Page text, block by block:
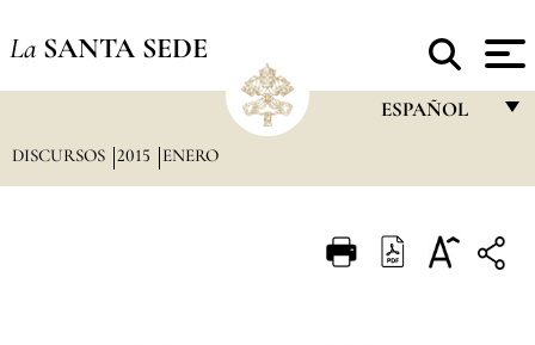
La SANTA SEDE
ESPAÑOL
ITALIANO
DISCURSOS 2015 ENERO